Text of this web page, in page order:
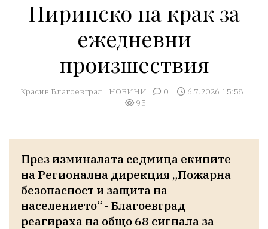
Пиринско на крак за
ежедневни
произшествия
Красив Благоевград НОВИНИ 0
6.7.2026 15:58
95
През изминалата седмица екипите
на Регионална дирекция „Пожарна
безопасност и защита на
населението“ - Благоевград
реагираха на общо 68 сигнала за